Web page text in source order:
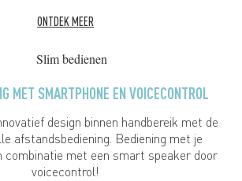
ONTDEK MEER
MET SMARTPHONE EN VOICECONTROL
design binnen handbereik met de
afstandsbediening. Bediening met je
combinatie met een smart speaker door
voicecontrol!